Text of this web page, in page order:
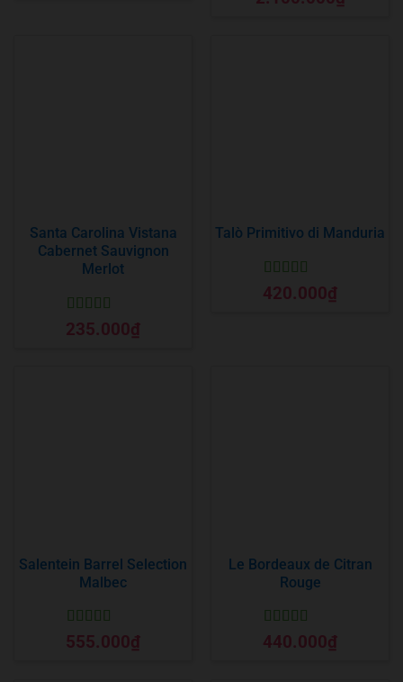
hạng55 sao
Santa Carolina Vistana
Cabernet Sauvignon
Merlot
Được xếp
hạng55 sao
235.000₫
Talò Primitivo di Manduria
Được xếp
hạng55 sao
420.000₫
Salentein Barrel Selection
Malbec
Được xếp
hạng55 sao
555.000₫
Le Bordeaux de Citran
Rouge
Được xếp
hạng55 sao
440.000₫